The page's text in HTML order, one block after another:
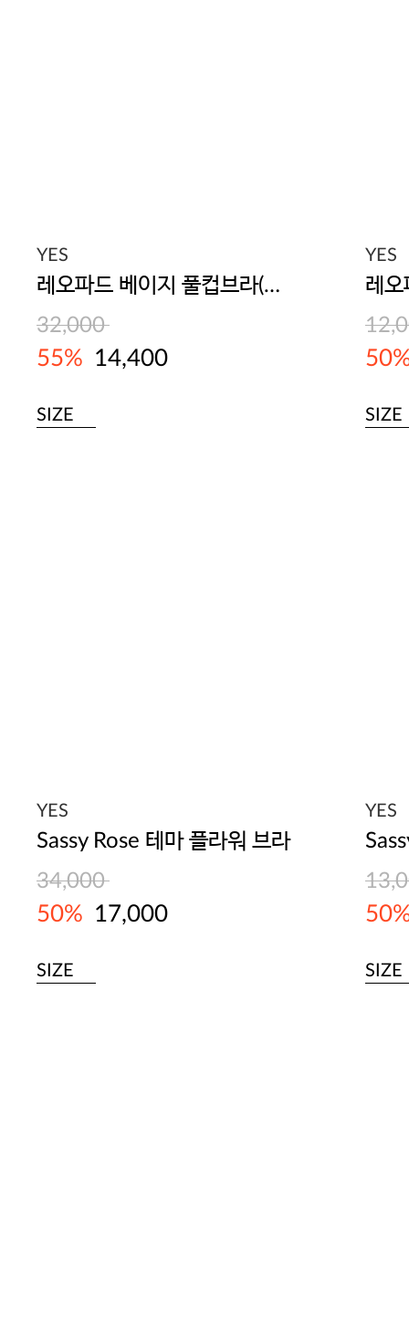
YES
레오파드 베이지 풀컵브라(에어로쿨)
32,000
55% 14,400
SIZE
YES
레오
SIZE
YES
Sassy Rose 테마 플라워 브라
34,000
50% 17,000
SIZE
YES
SIZE